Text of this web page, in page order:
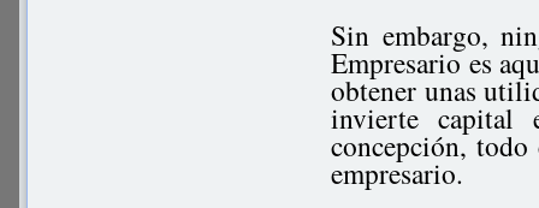
Sin embargo,
Empresario es
obtener unas
invierte capital
concepción,
empresario.